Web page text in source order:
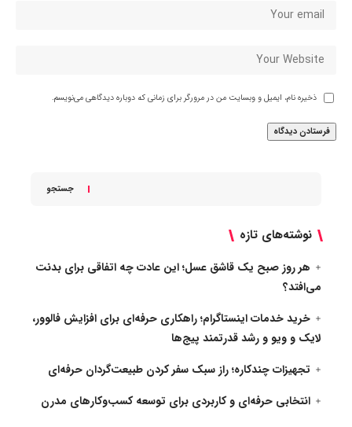
ذخیره نام، ایمیل و وبسایت من در مرورگر برای زمانی که دوباره دیدگاهی می‌نویسم.
جستجو
نوشته‌های تازه
هر روز صبح یک قاشق عسل؛ این عادت چه اتفاقی برای بدنت
می‌افتد؟
خرید خدمات اینستاگرام؛ راهکاری حرفه‌ای برای افزایش فالوور،
لایک و ویو و رشد قدرتمند پیج‌ها
تجهیزات چندکاره؛ راز سبک سفر کردن طبیعت‌گردان حرفه‌ای
انتخابی حرفه‌ای و کاربردی برای توسعه کسب‌وکارهای مدرن